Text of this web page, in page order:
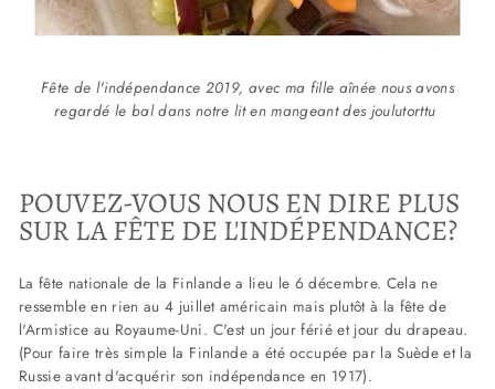
Fête de l'indépendance 2019, avec ma fille aînée nous avons
regardé le bal dans notre lit en mangeant des joulutorttu
POUVEZ-VOUS NOUS EN DIRE PLUS
SUR LA FÊTE DE L'INDÉPENDANCE?
La fête nationale de la Finlande a lieu le 6 décembre. Cela ne
ressemble en rien au 4 juillet américain mais plutôt à la fête de
l'Armistice au Royaume-Uni. C'est un jour férié et jour du drapeau.
(Pour faire très simple la Finlande a été occupée par la Suède et la
Russie avant d'acquérir son indépendance en 1917).